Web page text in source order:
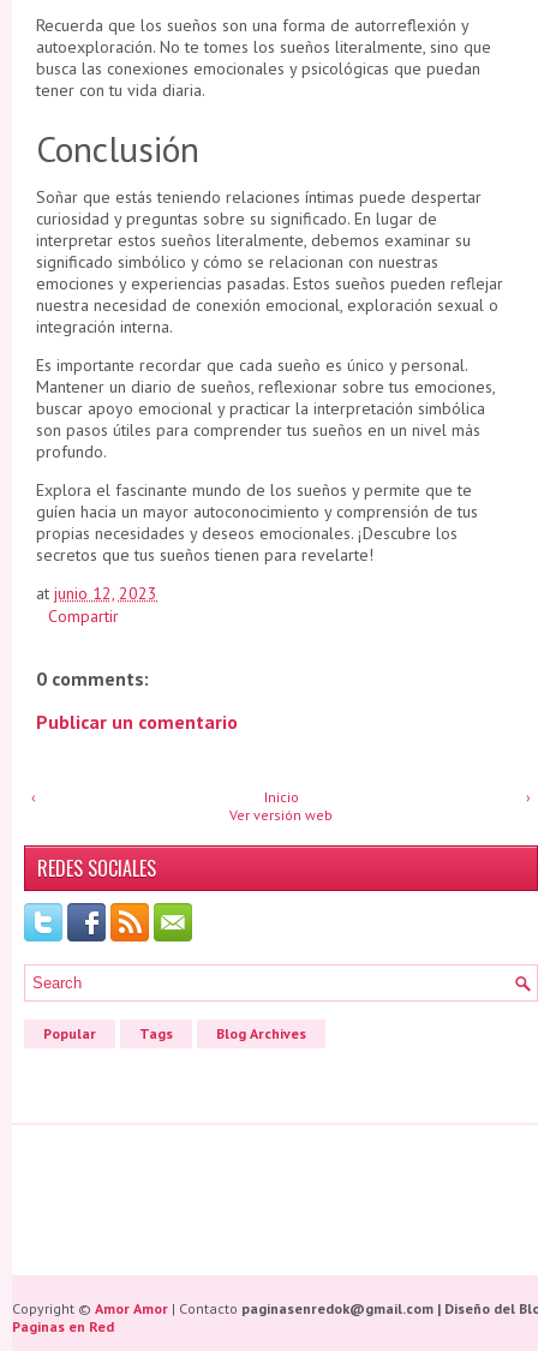
Recuerda que los sueños son una forma de autorreflexión y
autoexploración. No te tomes los sueños literalmente, sino que
busca las conexiones emocionales y psicológicas que puedan
tener con tu vida diaria.
Conclusión
Soñar que estás teniendo relaciones íntimas puede despertar
curiosidad y preguntas sobre su significado. En lugar de
interpretar estos sueños literalmente, debemos examinar su
significado simbólico y cómo se relacionan con nuestras
emociones y experiencias pasadas. Estos sueños pueden reflejar
nuestra necesidad de conexión emocional, exploración sexual o
integración interna.
Es importante recordar que cada sueño es único y personal.
Mantener un diario de sueños, reflexionar sobre tus emociones,
buscar apoyo emocional y practicar la interpretación simbólica
son pasos útiles para comprender tus sueños en un nivel más
profundo.
Explora el fascinante mundo de los sueños y permite que te
guíen hacia un mayor autoconocimiento y comprensión de tus
propias necesidades y deseos emocionales. ¡Descubre los
secretos que tus sueños tienen para revelarte!
at junio 12, 2023
Compartir
0 comments:
Publicar un comentario
‹ ›
Inicio
Ver versión web
REDES SOCIALES
Popular Tags Blog Archives
Copyright © Amor Amor | Contacto paginasenredok@gmail.com | Diseño del
Paginas en Red